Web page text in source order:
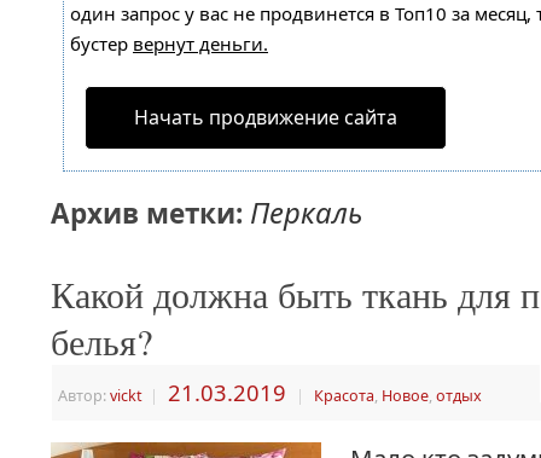
один запрос у вас не продвинется в Топ10 за месяц,
бустер вернут деньги.
Начать продвижение сайта
Архив метки: Перкаль
Какой должна быть ткань для
белья?
Автор:vickt | 21.03.2019 | Красота, Новое, отдых